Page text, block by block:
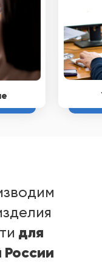
для
России